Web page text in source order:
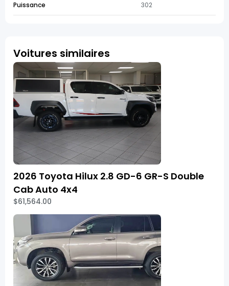
Puissance 302
Voitures similaires
2026 Toyota Hilux 2.8 GD-6 GR-S Double
Cab Auto 4x4
$61,564.00